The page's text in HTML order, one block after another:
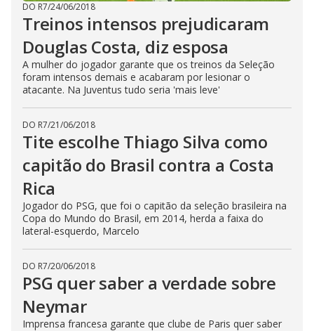
DO R7/24/06/2018
Treinos intensos prejudicaram
Douglas Costa, diz esposa
A mulher do jogador garante que os treinos da Seleção
foram intensos demais e acabaram por lesionar o
atacante. Na Juventus tudo seria 'mais leve'
DO R7/21/06/2018
Tite escolhe Thiago Silva como
capitão do Brasil contra a Costa
Rica
Jogador do PSG, que foi o capitão da seleção brasileira na
Copa do Mundo do Brasil, em 2014, herda a faixa do
lateral-esquerdo, Marcelo
DO R7/20/06/2018
PSG quer saber a verdade sobre
Neymar
Imprensa francesa garante que clube de Paris quer saber